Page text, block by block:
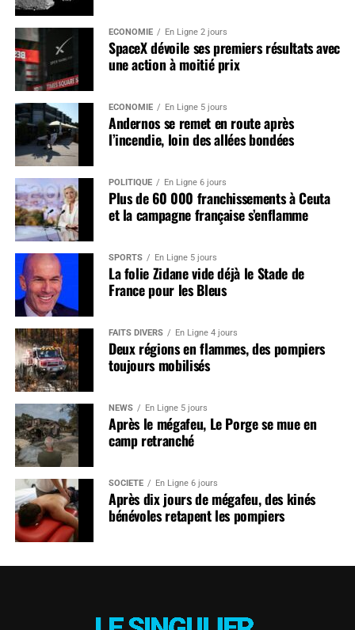
ÉCONOMIE En Ligne 2 jours
SpaceX dévoile ses premiers résultats avec
une action à moitié prix
ÉCONOMIE En Ligne 5 jours
Andernos se remet en route après
l’incendie, loin des allées bondées
POLITIQUE En Ligne 6 jours
Plus de 60 000 franchissements à Ceuta
et la campagne française s’enflamme
SPORTS En Ligne 5 jours
La folie Zidane vide déjà le Stade de
France pour les Bleus
FAITS DIVERS En Ligne 4 jours
Deux régions en flammes, des pompiers
toujours mobilisés
NEWS En Ligne 5 jours
Après le mégafeu, Le Porge se mue en
camp retranché
SOCIÉTÉ En Ligne 6 jours
Après dix jours de mégafeu, des kinés
bénévoles retapent les pompiers